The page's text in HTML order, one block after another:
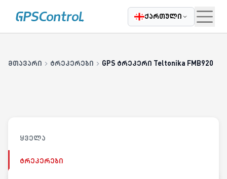
კარიერა ბლოგი
ქართული
მთავარი ტრეკერები GPS ტრეკერი Teltonika FMB920
ყველა
ტრეკერები